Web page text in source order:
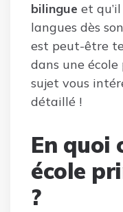
bilingue et
langues dès
est peut-être
dans une
sujet vous
détaillé !
En quoi
école
?